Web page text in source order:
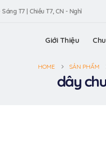
T7 | Chiều T7, CN - Nghỉ
Giới Thiệu
HOME SẢN PHẨM
dây